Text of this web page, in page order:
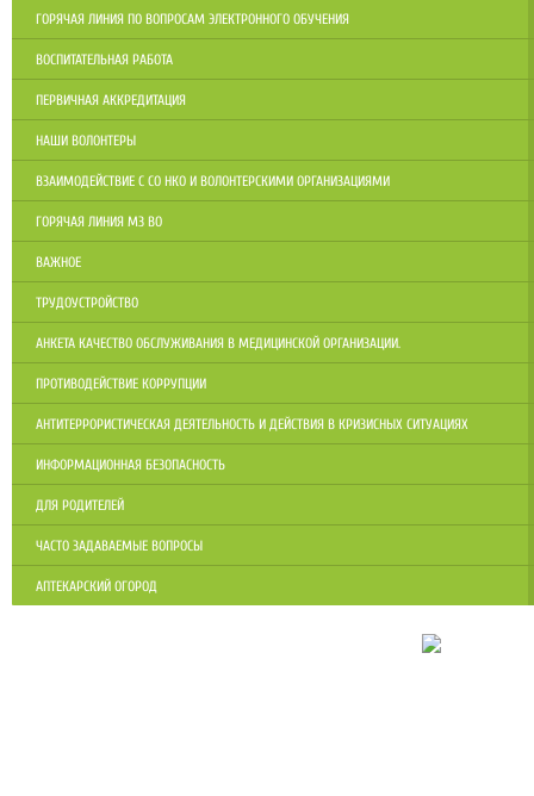
ГОРЯЧАЯ ЛИНИЯ ПО ВОПРОСАМ ЭЛЕКТРОННОГО ОБУЧЕНИЯ
ВОСПИТАТЕЛЬНАЯ РАБОТА
ПЕРВИЧНАЯ АККРЕДИТАЦИЯ
НАШИ ВОЛОНТЕРЫ
ВЗАИМОДЕЙСТВИЕ С СО НКО И ВОЛОНТЕРСКИМИ ОРГАНИЗАЦИЯМИ
ГОРЯЧАЯ ЛИНИЯ МЗ ВО
ВАЖНОЕ
ТРУДОУСТРОЙСТВО
АНКЕТА КАЧЕСТВО ОБСЛУЖИВАНИЯ В МЕДИЦИНСКОЙ ОРГАНИЗАЦИИ.
ПРОТИВОДЕЙСТВИЕ КОРРУПЦИИ
АНТИТЕРРОРИСТИЧЕСКАЯ ДЕЯТЕЛЬНОСТЬ И ДЕЙСТВИЯ В КРИЗИСНЫХ СИТУАЦИЯХ
ИНФОРМАЦИОННАЯ БЕЗОПАСНОСТЬ
ДЛЯ РОДИТЕЛЕЙ
ЧАСТО ЗАДАВАЕМЫЕ ВОПРОСЫ
АПТЕКАРСКИЙ ОГОРОД